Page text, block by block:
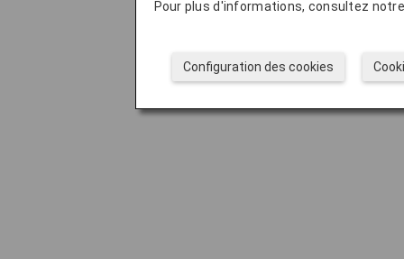
Pour plus d'informations, consultez
Configuration des cookies